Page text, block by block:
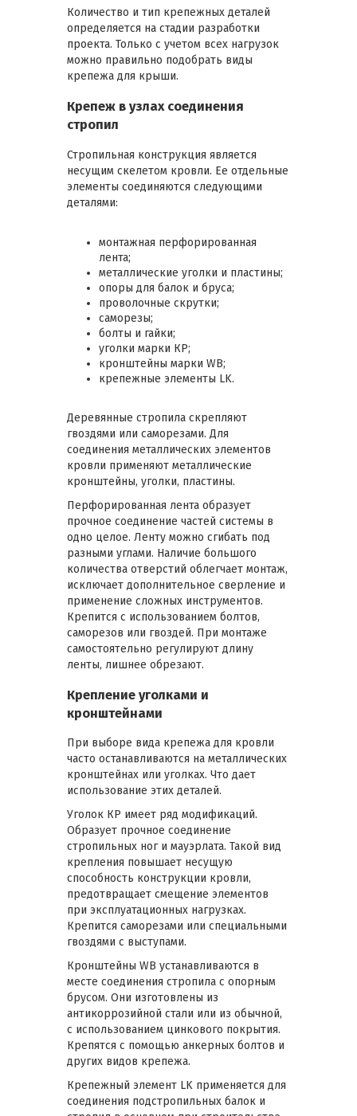
Количество и тип крепежных деталей
определяется на стадии разработки
проекта. Только с учетом всех нагрузок
можно правильно подобрать виды
крепежа для крыши.
Крепеж в узлах соединения
стропил
Стропильная конструкция является
несущим скелетом кровли. Ее отдельные
элементы соединяются следующими
деталями:
монтажная перфорированная
лента;
металлические уголки и пластины;
опоры для балок и бруса;
проволочные скрутки;
саморезы;
болты и гайки;
уголки марки КР;
кронштейны марки WB;
крепежные элементы LK.
Деревянные стропила скрепляют
гвоздями или саморезами. Для
соединения металлических элементов
кровли применяют металлические
кронштейны, уголки, пластины.
Перфорированная лента образует
прочное соединение частей системы в
одно целое. Ленту можно сгибать под
разными углами. Наличие большого
количества отверстий облегчает монтаж,
исключает дополнительное сверление и
применение сложных инструментов.
Крепится с использованием болтов,
саморезов или гвоздей. При монтаже
самостоятельно регулируют длину
ленты, лишнее обрезают.
Крепление уголками и
кронштейнами
При выборе вида крепежа для кровли
часто останавливаются на металлических
кронштейнах или уголках. Что дает
использование этих деталей.
Уголок КР имеет ряд модификаций.
Образует прочное соединение
стропильных ног и мауэрлата. Такой вид
крепления повышает несущую
способность конструкции кровли,
предотвращает смещение элементов
при эксплуатационных нагрузках.
Крепится саморезами или специальными
гвоздями с выступами.
Кронштейны WB устанавливаются в
месте соединения стропила с опорным
брусом. Они изготовлены из
антикоррозийной стали или из обычной,
с использованием цинкового покрытия.
Крепятся с помощью анкерных болтов и
других видов крепежа.
Крепежный элемент LK применяется для
соединения подстропильных балок и